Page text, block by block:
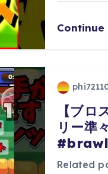
【ブ
リー準
Related